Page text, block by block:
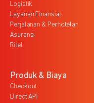
Logistik
Layanan Finansial
Perjalanan & Perhotelan
Asuransi
Ritel
Produk & Biaya
Checkout
Direct API